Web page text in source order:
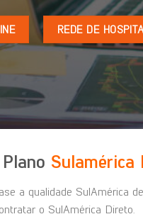
REDE DE
Sulamérica
a qualidade SulAmérica
o SulAmérica Direto.